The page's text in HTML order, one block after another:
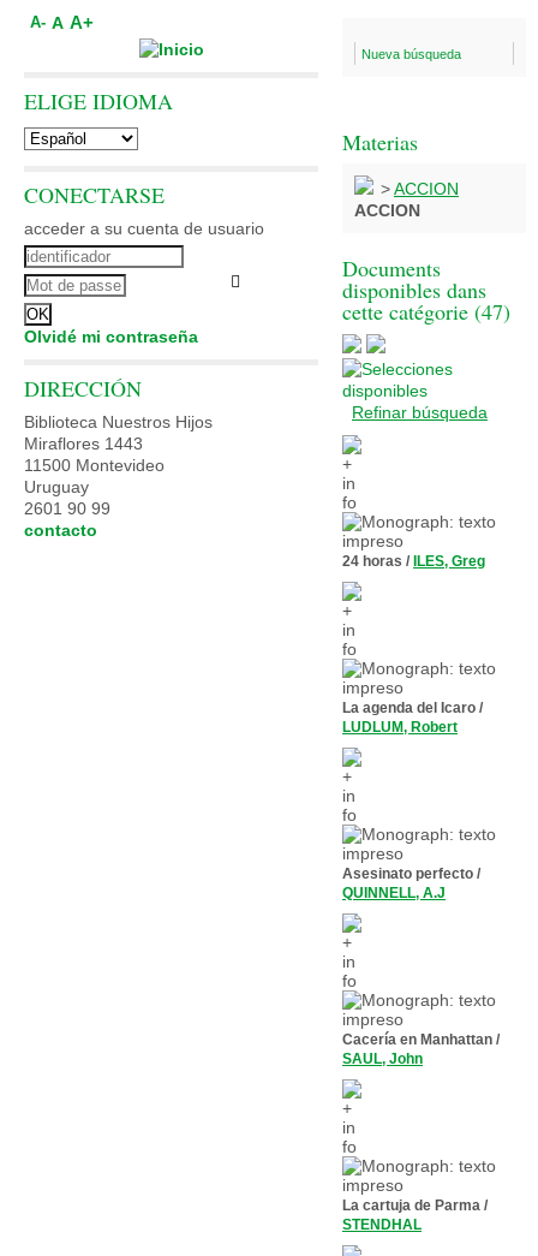
Nueva búsqueda
Materias
>ACCION
ACCION
Documents
disponibles dans
cette catégorie (47)
Refinar búsqueda
24 horas / ILES, Greg
La agenda del Icaro /
LUDLUM, Robert
Asesinato perfecto /
QUINNELL, A.J
Cacería en Manhattan /
SAUL, John
La cartuja de Parma /
STENDHAL
A- A A+
ELIGE IDIOMA
CONECTARSE
acceder a su cuenta de usuario
Olvidé mi contraseña
DIRECCIÓN
Biblioteca Nuestros Hijos
Miraflores 1443
11500 Montevideo
Uruguay
2601 90 99
contacto